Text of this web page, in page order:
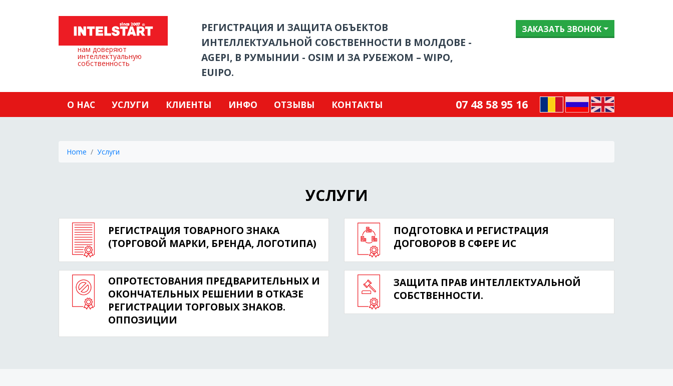
нам доверяют
интеллектуальную
собственность
РЕГИСТРАЦИЯ И ЗАЩИТА ОБЪЕКТОВ
ИНТЕЛЛЕКТУАЛЬНОЙ СОБСТВЕННОСТИ В МОЛДОВЕ -
AGEPI, В РУМЫНИИ - OSIM И ЗА РУБЕЖОМ – WIPO,
EUIPO.
ЗАКАЗАТЬ ЗВОНОК
О НАС УСЛУГИ КЛИЕНТЫ ИНФО ОТЗЫВЫ КОНТАКТЫ 07 48 58 95 16
Home Услуги
УСЛУГИ
РЕГИСТРАЦИЯ ТОВАРНОГО ЗНАКА
(ТОРГОВОЙ МАРКИ, БРЕНДА, ЛОГОТИПА)
ОПРОТЕСТОВАНИЯ ПРЕДВАРИТЕЛЬНЫХ И
ОКОНЧАТЕЛЬНЫХ РЕШЕНИИ В ОТКАЗЕ
РЕГИСТРАЦИИ ТОРГОВЫХ ЗНАКОВ.
ОППОЗИЦИИ
ПОДГОТОВКА И РЕГИСТРАЦИЯ
ДОГОВОРОВ В СФЕРЕ ИС
ЗАЩИТА ПРАВ ИНТЕЛЛЕКТУАЛЬНОЙ
СОБСТВЕННОСТИ.